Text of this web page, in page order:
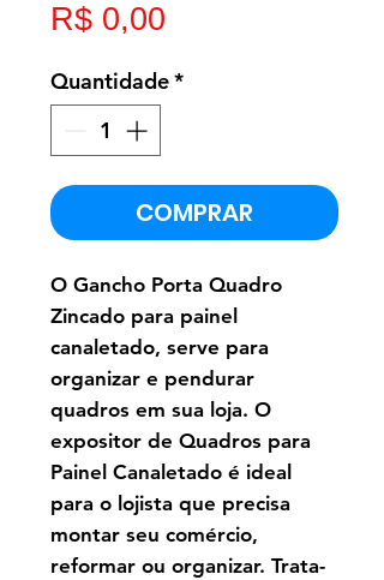
R$ 0,00
Quantidade*
COMPRAR
O Gancho Porta Quadro
Zincado para painel
canaletado, serve para
organizar e pendurar
quadros em sua loja. O
expositor de Quadros para
Painel Canaletado é ideal
para o lojista que precisa
montar seu comércio,
reformar ou organizar. Trata-